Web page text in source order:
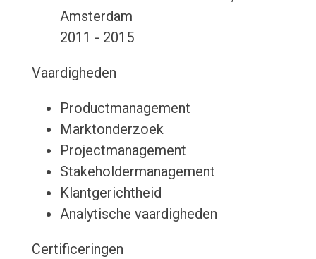
Amsterdam
2011 - 2015
Vaardigheden
Productmanagement
Marktonderzoek
Projectmanagement
Stakeholdermanagement
Klantgerichtheid
Analytische vaardigheden
Certificeringen